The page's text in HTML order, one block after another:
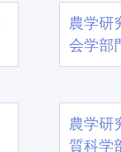
農学
会学部
農学
質科学